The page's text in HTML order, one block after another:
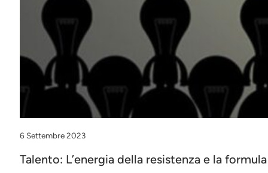
6 Settembre 2023
Talento: L’energia della resistenza e la